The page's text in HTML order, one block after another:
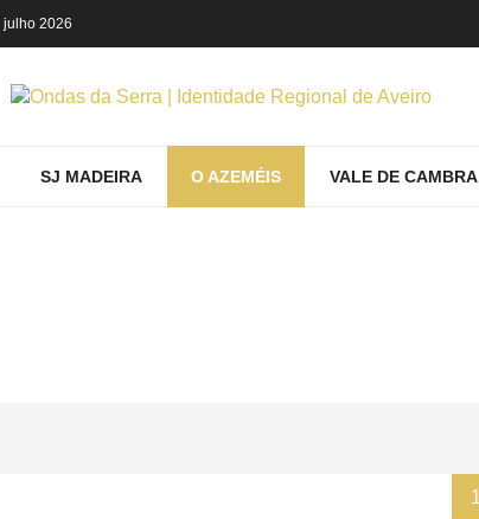
| julho 2026
SJ MADEIRA O AZEMÉIS VALE DE CAMBRA
1